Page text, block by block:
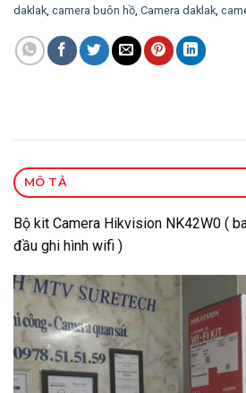
daklak camera buôn hồ Camera daklak
MÔ TẢ
Bộ kit Camera Hikvision NK42W0 (
đầu ghi hình wifi )